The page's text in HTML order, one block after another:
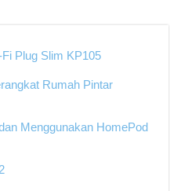
Plug Slim KP105
Rumah Pintar
Menggunakan HomePod